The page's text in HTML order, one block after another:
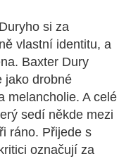
si za
vlastní identitu, a
Baxter Dury
jako drobné
melancholie. A celé
sedí někde mezi
ráno. Přijede s
označují za